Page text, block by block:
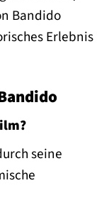
Bandido
Erlebnis
seine